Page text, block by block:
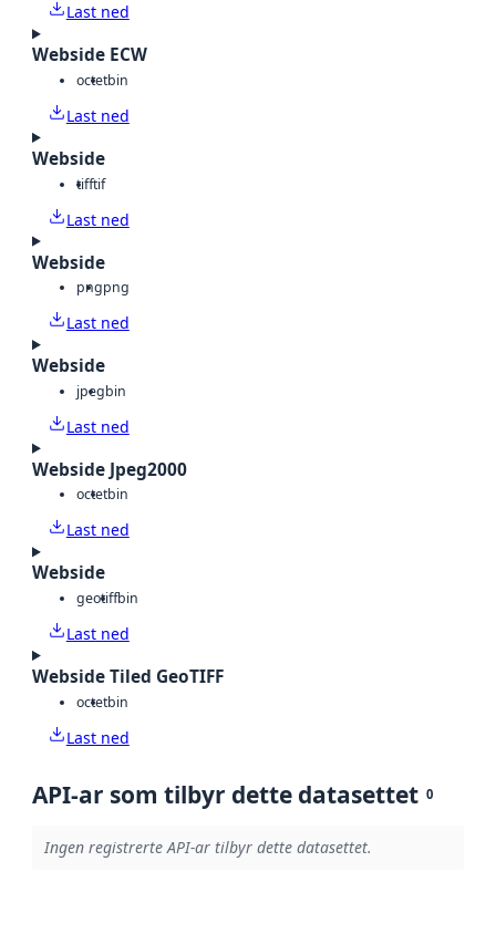
Last ned
Webside ECW
octetbin
Last ned
Webside
tifftif
Last ned
Webside
pngpng
Last ned
Webside
jpegbin
Last ned
Webside Jpeg2000
octetbin
Last ned
Webside
geotiffbin
Last ned
Webside Tiled GeoTIFF
octetbin
Last ned
API-ar som tilbyr dette datasettet 0
Ingen registrerte API-ar tilbyr dette datasettet.